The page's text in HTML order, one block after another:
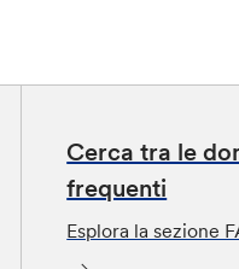
Cerca tra le
frequenti
Esplora la sezione